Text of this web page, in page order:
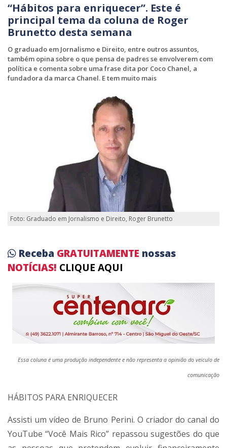
“Hábitos para enriquecer”. Este é
principal tema da coluna de Roger
Brunetto desta semana
O graduado em Jornalismo e Direito, entre outros assuntos,
também opina sobre o que pensa de padres se envolverem com
política e comenta sobre uma frase dita por Coco Chanel, a
fundadora da marca Chanel. E tem muito mais
Foto: Graduado em Jornalismo e Direito, Roger Brunetto
Receba GRATUITAMENTE nossas
NOTÍCIAS! CLIQUE AQUI
Essa coluna é uma produção independente e não representa a opinião do veículo de
comunicação
HÁBITOS PARA ENRIQUECER
Assisti um vídeo de Bruno Perini. O criador do canal do
YouTube “Você Mais Rico” repassou sugestões do que